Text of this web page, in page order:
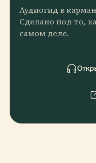
Аудиогид в
Сделано под то,
самом деле.